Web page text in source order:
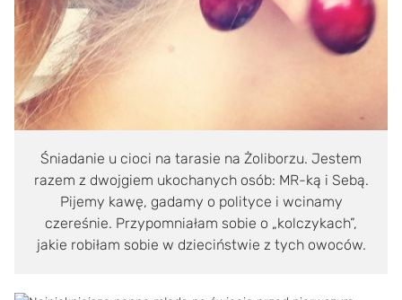
Śniadanie u cioci na tarasie na Żoliborzu. Jestem
razem z dwojgiem ukochanych osób: MR-ką i Sebą.
Pijemy kawę, gadamy o polityce i wcinamy
czereśnie. Przypomniałam sobie o „kolczykach”,
jakie robiłam sobie w dzieciństwie z tych owoców.